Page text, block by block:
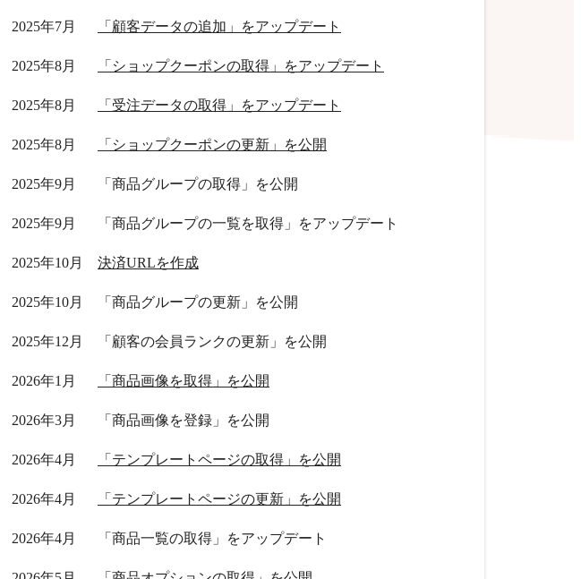
2025年7月 「顧客データの追加」をアップデート
2025年8月 「ショップクーポンの取得」をアップデート
2025年8月 「受注データの取得」をアップデート
2025年8月 「ショップクーポンの更新」を公開
2025年9月 「商品グループの取得」を公開
2025年9月 「商品グループの一覧を取得」をアップデート
2025年10月 決済URLを作成
2025年10月 「商品グループの更新」を公開
2025年12月 「顧客の会員ランクの更新」を公開
2026年1月 「商品画像を取得」を公開
2026年3月 「商品画像を登録」を公開
2026年4月 「テンプレートページの取得」を公開
2026年4月 「テンプレートページの更新」を公開
2026年4月 「商品一覧の取得」をアップデート